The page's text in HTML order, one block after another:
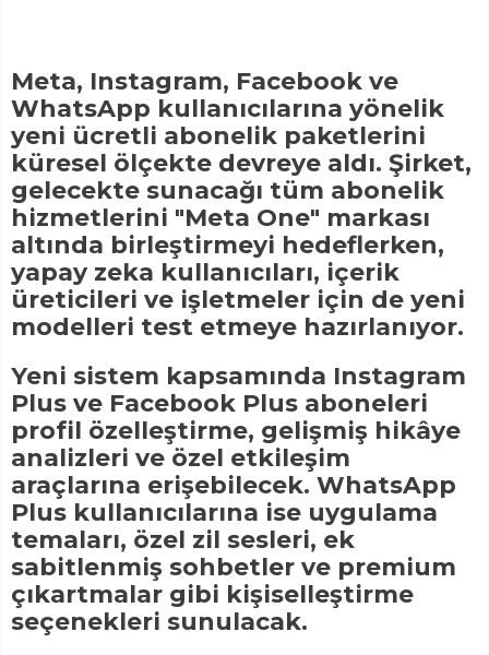
Meta, Instagram, Facebook ve
WhatsApp kullanıcılarına yönelik
yeni ücretli abonelik paketlerini
küresel ölçekte devreye aldı. Şirket,
gelecekte sunacağı tüm abonelik
hizmetlerini "Meta One" markası
altında birleştirmeyi hedeflerken,
yapay zeka kullanıcıları, içerik
üreticileri ve işletmeler için de yeni
modelleri test etmeye hazırlanıyor.
Yeni sistem kapsamında Instagram
Plus ve Facebook Plus aboneleri
profil özelleştirme, gelişmiş hikâye
analizleri ve özel etkileşim
araçlarına erişebilecek. WhatsApp
Plus kullanıcılarına ise uygulama
temaları, özel zil sesleri, ek
sabitlenmiş sohbetler ve premium
çıkartmalar gibi kişiselleştirme
seçenekleri sunulacak.